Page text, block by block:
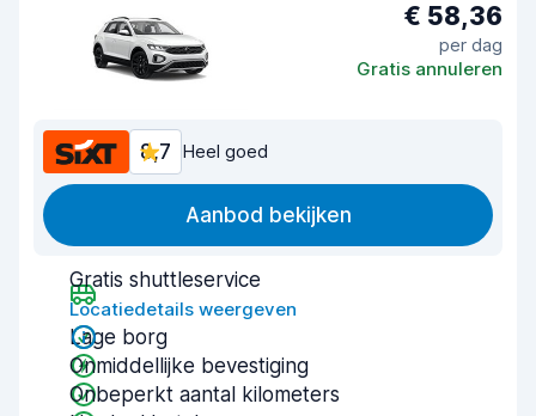
€ 58,36
per dag
Gratis annuleren
8,7 Heel goed
Aanbod bekijken
Gratis shuttleservice
Locatiedetails weergeven
Lage borg
Onmiddellijke bevestiging
Onbeperkt aantal kilometers